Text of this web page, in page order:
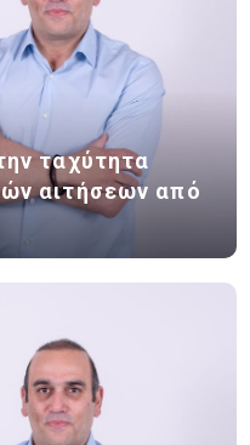
ταχύτητα
αιτήσεων από